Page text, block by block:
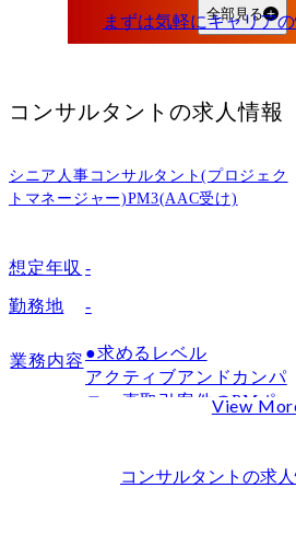
視野の拡大
キャリアアップの加速
高い倫理観や使命感
マネジメント能力
コンサルと公務員はどっちがおすす
まとめ
全部見る
コンサルタント の求人情報
シニア人事コンサルタント(プロジェク
トマネージャー)PM3(AAC受け)
想定年収 -
勤務地 -
業務内容 ●求めるレベル
アクティブアンドカンパ
ニー直取引案件のPMポジ
客の営業と納品を求めて
View
コンサルタント の求